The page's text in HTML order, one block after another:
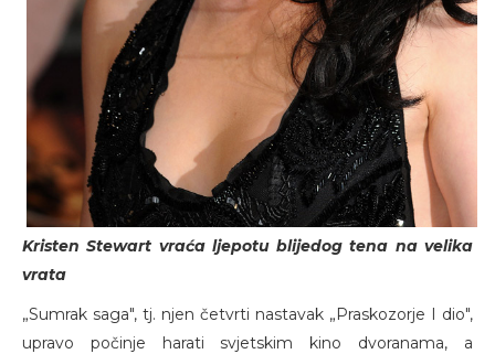
Kristen Stewart vraća ljepotu blijedog tena na velika
vrata
„Sumrak saga", tj. njen četvrti nastavak „Praskozorje I dio",
upravo počinje harati svjetskim kino dvoranama, a